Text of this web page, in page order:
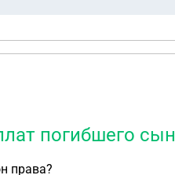
погибшего сын
права?